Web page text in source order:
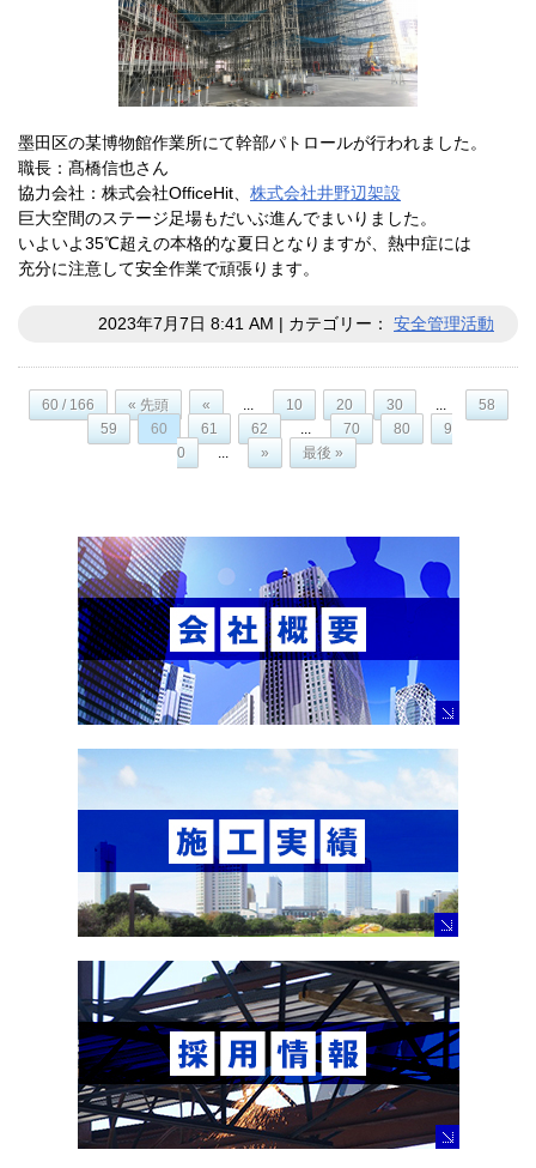
墨田区の某博物館作業所にて幹部パトロールが行われました。
職長：髙橋信也さん
協力会社：株式会社OfficeHit、 株式会社井野辺架設
巨大空間のステージ足場もだいぶ進んでまいりました。
いよいよ35℃超えの本格的な夏日となりますが、熱中症には
充分に注意して安全作業で頑張ります。
2023年7月7日 8:41 AM | カテゴリー： 安全管理活動
60 / 166 « 先頭 « ... 10 20 30 ...
58
59
60 61 62 ... 70 80
9
0
... » 最後 »